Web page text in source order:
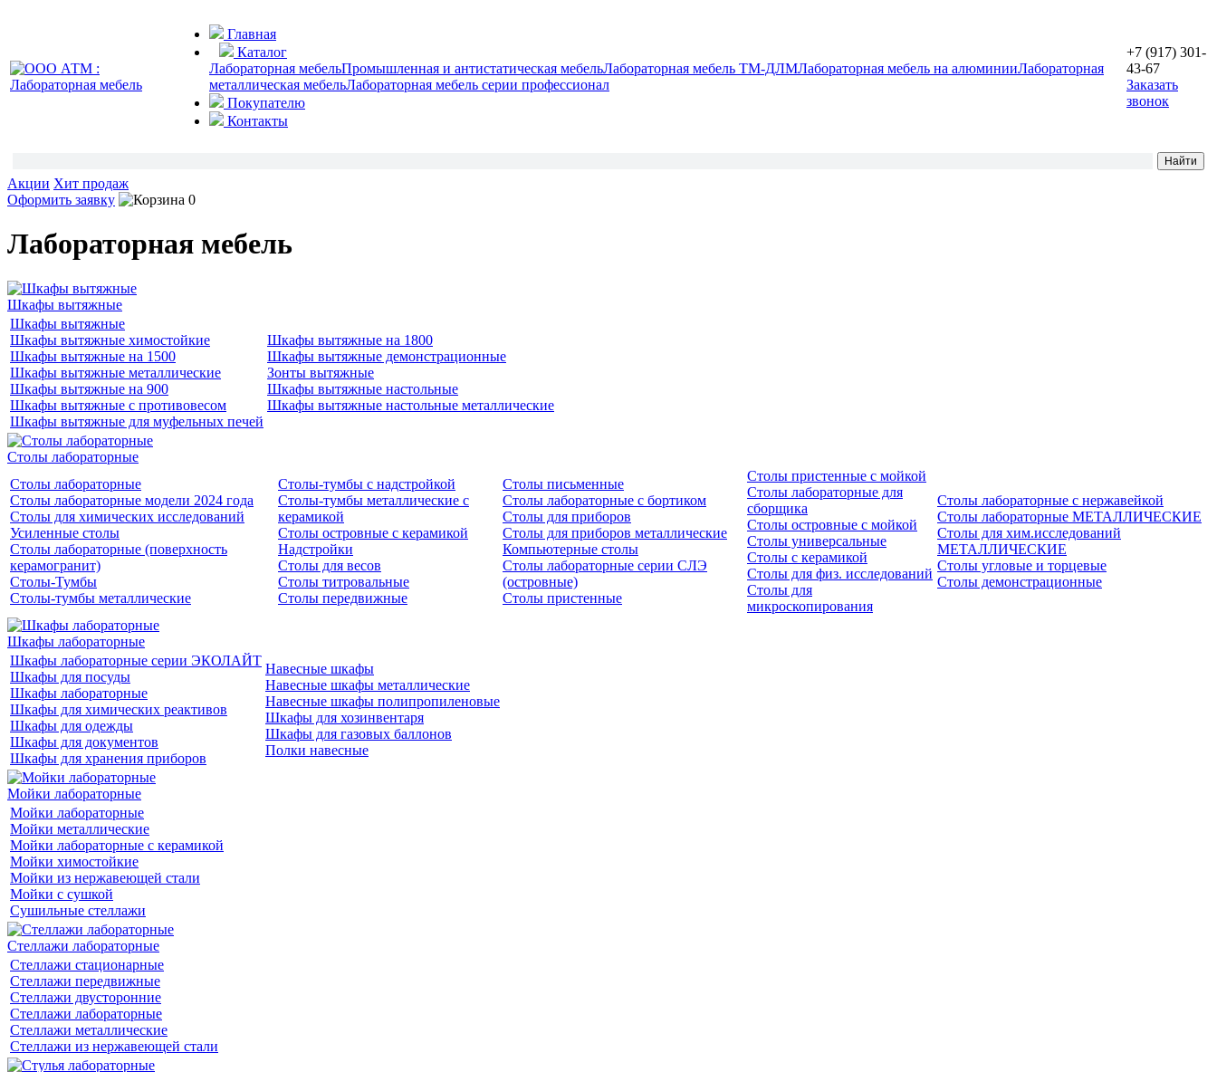
Главная
Каталог
Лабораторная мебельПромышленная и антистатическая мебельЛабораторная мебель ТМ-ДЛМЛабораторная мебель на алюминииЛабораторная
металлическая мебельЛабораторная мебель серии профессионал
Покупателю
Контакты
+7 (917) 301-
43-67
Заказать
звонок
Акции Хит продаж
Оформить заявку
0
Лабораторная мебель
Шкафы вытяжные
Шкафы вытяжные
Шкафы вытяжные химостойкие
Шкафы вытяжные на 1500
Шкафы вытяжные металлические
Шкафы вытяжные на 900
Шкафы вытяжные с противовесом
Шкафы вытяжные для муфельных печей
Шкафы вытяжные на 1800
Шкафы вытяжные демонстрационные
Зонты вытяжные
Шкафы вытяжные настольные
Шкафы вытяжные настольные металлические
Столы лабораторные
Столы лабораторные
Столы лабораторные модели 2024 года
Столы для химических исследований
Усиленные столы
Столы лабораторные (поверхность
керамогранит)
Столы-Тумбы
Столы-тумбы металлические
Столы-тумбы с надстройкой
Столы-тумбы металлические с
керамикой
Столы островные с керамикой
Надстройки
Столы для весов
Столы титровальные
Столы передвижные
Столы письменные
Столы лабораторные с бортиком
Столы для приборов
Столы для приборов металлические
Компьютерные столы
Столы лабораторные серии СЛЭ
(островные)
Столы пристенные
Столы пристенные с мойкой
Столы лабораторные для
сборщика
Столы островные с мойкой
Столы универсальные
Столы с керамикой
Столы для физ. исследований
Столы для
микроскопирования
Столы лабораторные с нержавейкой
Столы лабораторные МЕТАЛЛИЧЕСКИЕ
Столы для хим.исследований
МЕТАЛЛИЧЕСКИЕ
Столы угловые и торцевые
Столы демонстрационные
Шкафы лабораторные
Шкафы лабораторные серии ЭКОЛАЙТ
Шкафы для посуды
Шкафы лабораторные
Шкафы для химических реактивов
Шкафы для одежды
Шкафы для документов
Шкафы для хранения приборов
Навесные шкафы
Навесные шкафы металлические
Навесные шкафы полипропиленовые
Шкафы для хозинвентаря
Шкафы для газовых баллонов
Полки навесные
Мойки лабораторные
Мойки лабораторные
Мойки металлические
Мойки лабораторные с керамикой
Мойки химостойкие
Мойки из нержавеющей стали
Мойки с сушкой
Сушильные стеллажи
Стеллажи лабораторные
Стеллажи стационарные
Стеллажи передвижные
Стеллажи двусторонние
Стеллажи лабораторные
Стеллажи металлические
Стеллажи из нержавеющей стали